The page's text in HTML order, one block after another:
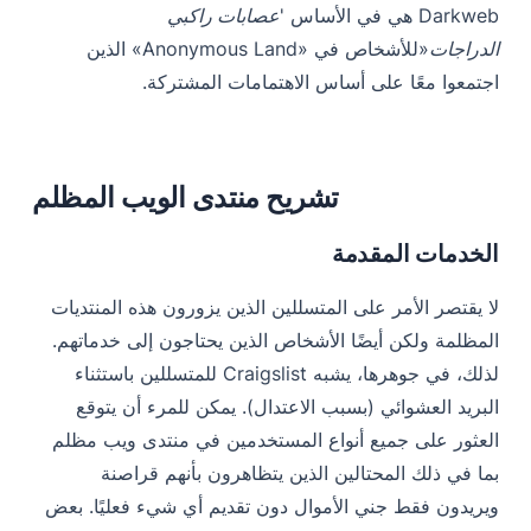
Darkweb هي في الأساس '
عصابات راكبي
الدراجات
«للأشخاص في «Anonymous Land» الذين
اجتمعوا معًا على أساس الاهتمامات المشتركة.
تشريح منتدى الويب المظلم
الخدمات المقدمة
لا يقتصر الأمر على المتسللين الذين يزورون هذه المنتديات
المظلمة ولكن أيضًا الأشخاص الذين يحتاجون إلى خدماتهم.
لذلك، في جوهرها، يشبه Craigslist للمتسللين باستثناء
البريد العشوائي (بسبب الاعتدال). يمكن للمرء أن يتوقع
العثور على جميع أنواع المستخدمين في منتدى ويب مظلم
بما في ذلك المحتالين الذين يتظاهرون بأنهم قراصنة
ويريدون فقط جني الأموال دون تقديم أي شيء فعليًا. بعض